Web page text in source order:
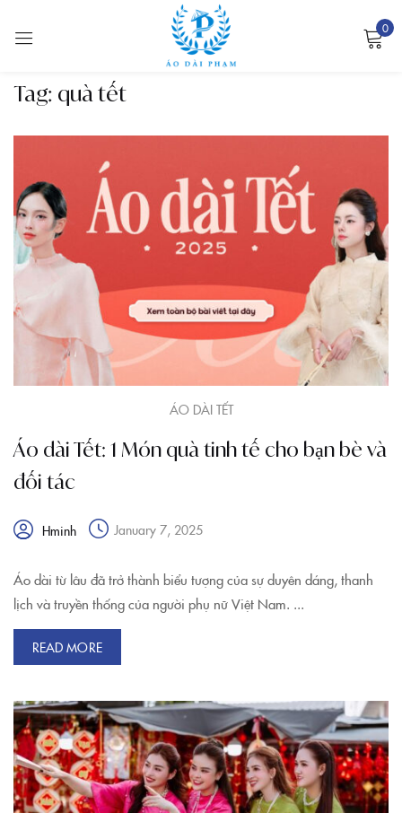
0
Tag: quà tết
ÁO DÀI TẾT
Áo dài Tết: 1 Món quà tinh tế cho bạn bè và
đối tác
Hminh January 7, 2025
Áo dài từ lâu đã trở thành biểu tượng của sự duyên dáng, thanh
lịch và truyền thống của người phụ nữ Việt Nam. ...
READ MORE
Sign in
Remember me Lost password?
LOG IN